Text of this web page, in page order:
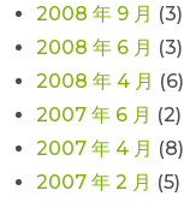
2008 年 9 月 (3)
2008 年 6 月 (3)
2008 年 4 月 (6)
2007 年 6 月 (2)
2007 年 4 月 (8)
2007 年 2 月 (5)